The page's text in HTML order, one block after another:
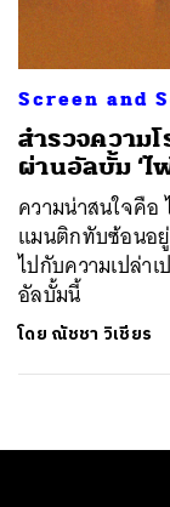
Screen and
สำรวจความ
ผ่านอัลบั้ม ‘ไ
ความน่าสนใจคือ
แมนติกทับซ้อนอยู่
ไปกับความเปล่า
อัลบั้มนี้
โดย ณัชชา วิเชียร
SHARE